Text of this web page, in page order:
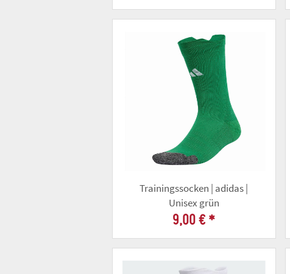
Trainingssocken | adidas |
Unisex grün
9,00 € *